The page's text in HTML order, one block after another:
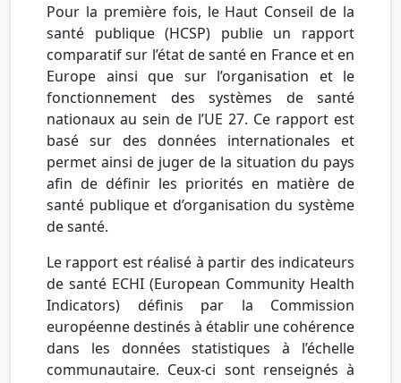
Pour la première fois, le Haut Conseil de la
santé publique (HCSP) publie un rapport
comparatif sur l’état de santé en France et en
Europe ainsi que sur l’organisation et le
fonctionnement des systèmes de santé
nationaux au sein de l’UE 27. Ce rapport est
basé sur des données internationales et
permet ainsi de juger de la situation du pays
afin de définir les priorités en matière de
santé publique et d’organisation du système
de santé.
Le rapport est réalisé à partir des indicateurs
de santé ECHI (European Community Health
Indicators) définis par la Commission
européenne destinés à établir une cohérence
dans les données statistiques à l’échelle
communautaire. Ceux-ci sont renseignés à